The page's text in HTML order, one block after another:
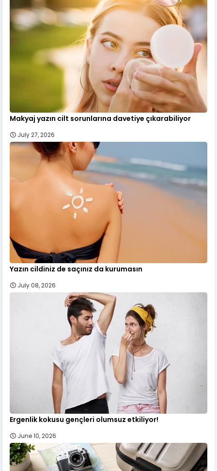
Makyaj yazın cilt sorunlarına davetiye çıkarabiliyor
July 27, 2026
Yazın cildiniz de saçınız da kurumasın
July 08, 2026
Ergenlik kokusu gençleri olumsuz etkiliyor!
June 10, 2026